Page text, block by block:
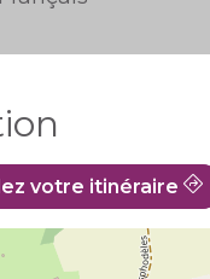
votre itinéraire